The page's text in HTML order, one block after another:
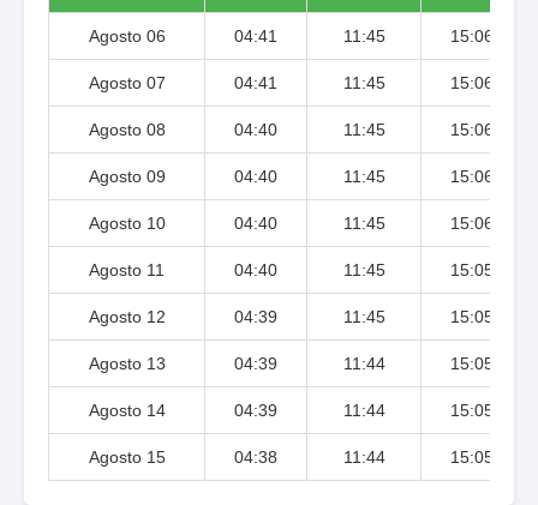
Agosto 06 04:41 11:45 15:06
Agosto 07 04:41 11:45 15:06
Agosto 08 04:40 11:45 15:06
Agosto 09 04:40 11:45 15:06
Agosto 10 04:40 11:45 15:06
Agosto 11 04:40 11:45 15:05
Agosto 12 04:39 11:45 15:05
Agosto 13 04:39 11:44 15:05
Agosto 14 04:39 11:44 15:05
Agosto 15 04:38 11:44 15:05